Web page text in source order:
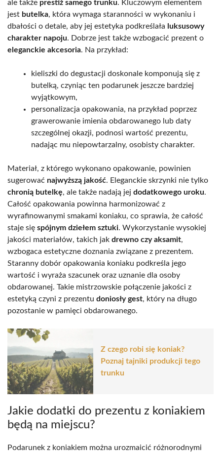
ale także prestiż samego trunku. Kluczowym elementem
jest butelka, która wymaga staranności w wykonaniu i
dbałości o detale, aby jej estetyka podkreślała luksusowy
charakter napoju. Dobrze jest także wzbogacić prezent o
eleganckie akcesoria. Na przykład:
kieliszki do degustacji doskonale komponują się z
butelką, czyniąc ten podarunek jeszcze bardziej
wyjątkowym,
personalizacja opakowania, na przykład poprzez
grawerowanie imienia obdarowanego lub daty
szczególnej okazji, podnosi wartość prezentu,
nadając mu niepowtarzalny, osobisty charakter.
Materiał, z którego wykonano opakowanie, powinien
sugerować najwyższą jakość. Eleganckie skrzynki nie tylko
chronią butelkę, ale także nadają jej dodatkowego uroku.
Całość opakowania powinna harmonizować z
wyrafinowanymi smakami koniaku, co sprawia, że całość
staje się spójnym dziełem sztuki. Wykorzystanie wysokiej
jakości materiałów, takich jak drewno czy aksamit,
wzbogaca estetyczne doznania związane z prezentem.
Staranny dobór opakowania koniaku podkreśla jego
wartość i wyraża szacunek oraz uznanie dla osoby
obdarowanej. Takie mistrzowskie połączenie jakości z
estetyką czyni z prezentu doniosły gest, który na długo
pozostanie w pamięci obdarowanego.
Z czego robi się koniak?
Poznaj tajniki produkcji tego
trunku
Jakie dodatki do prezentu z koniakiem
będą na miejscu?
Podarunek z koniakiem można urozmaicić różnorodnymi